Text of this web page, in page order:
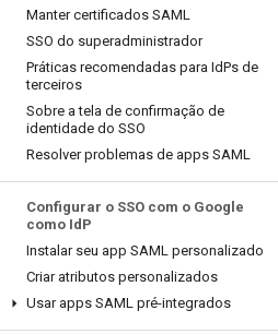
Manter certificados SAML
SSO do superadministrador
Práticas recomendadas para IdPs de
terceiros
Sobre a tela de confirmação de
identidade do SSO
Resolver problemas de apps SAML
Configurar o SSO com o Google
como Id P
Instalar seu app SAML personalizado
Criar atributos personalizados
Usar apps SAML pré-integrados